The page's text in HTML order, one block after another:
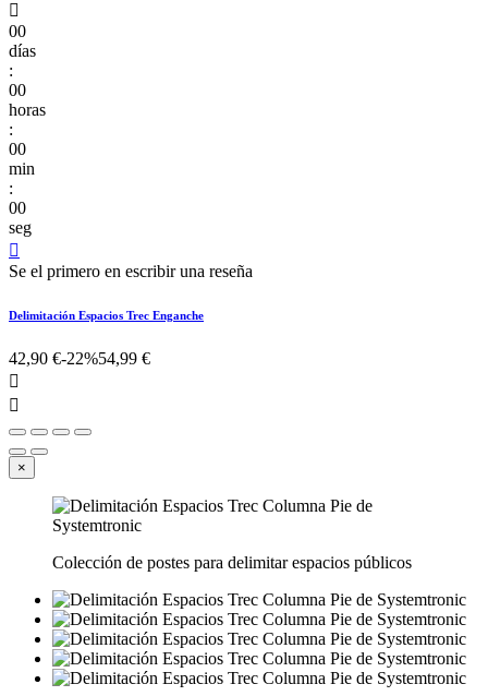

00
días
:
00
horas
:
00
min
:
00
seg

Se el primero en escribir una reseña
Delimitación Espacios Trec Enganche
42,90 €-22%54,99 €


×
Colección de postes para delimitar espacios públicos